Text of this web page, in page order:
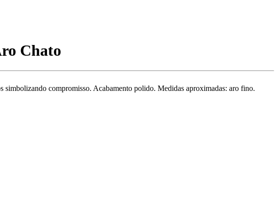
Chato
compromisso. Acabamento polido. Medidas aproximadas: aro fino.